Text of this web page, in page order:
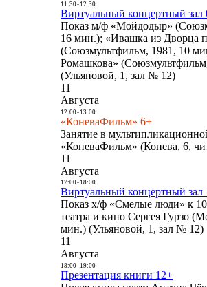
11:30- 12:30
Виртуальный концертный зал
Показ м/ф «Мойдодыр»
16 мин.); «Ивашка из Дворца
(Союзмультфильм, 1981, 10
Ромашкова»
(Ульяновой, 1, зал № 12)
11
Августа
12:00- 13:00
«КоневаФильм» 6+
Занятие в
«КоневаФильм» (Конева, 6,
11
Августа
17:00- 18:00
Виртуальный концертный зал
Показ х/ф «Смелые люди» к
театра и кино Сергея Гурзо
мин.) (Ульяновой, 1, зал № 12)
11
Августа
18:00- 19:00
Презентация книги 12+